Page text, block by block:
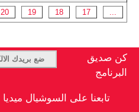
...
17
18
19
20
كن صديق
البرنامج
تابعنا على السوشيال ميديا